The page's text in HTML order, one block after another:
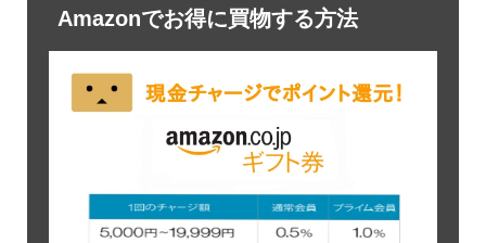
Amazonでお得に買物する方法